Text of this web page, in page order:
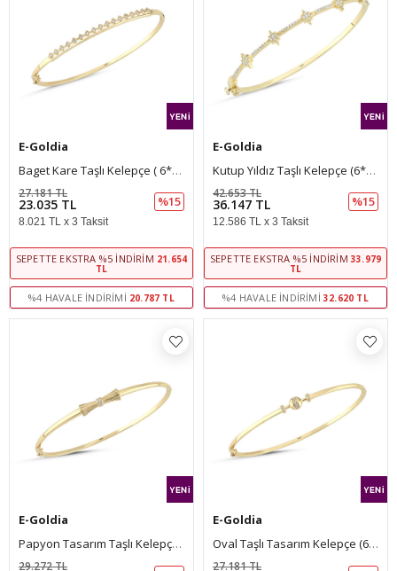
E-Goldia
Baget Kare Taşlı Kelepçe ( 6*5 Cm 1 Mm)
23.035 TL
27.181 TL
%15
8.021 TL x 3 Taksit
SEPETTE EKSTRA %5 İNDIRIM 21.654
TL
%4 HAVALE İNDIRIMI 20.787 TL
E-Goldia
Kutup Yıldız Taşlı Kelepçe (6*5,5 Cm 0,20 Mm)
36.147 TL
42.653 TL
%15
12.586 TL x 3 Taksit
SEPETTE EKSTRA %5 İNDIRIM 33.979
TL
%4 HAVALE İNDIRIMI 32.620 TL
E-Goldia
Papyon Tasarım Taşlı Kelepçe (6*5 Cm 1Mm)
29.272 TL
E-Goldia
Oval Taşlı Tasarım Kelepçe (6*5 Cm 1 Mm)
27.181 TL